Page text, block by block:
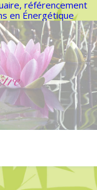
référencement
en Énergétique